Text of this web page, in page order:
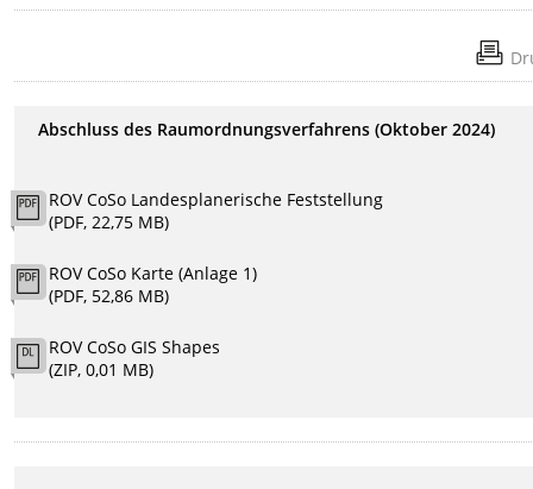
Abschluss des Raumordnungsverfahrens (Oktober 2024)
ROV CoSo Landesplanerische Feststellung
(PDF, 22,75 MB)
ROV CoSo Karte (Anlage 1)
(PDF, 52,86 MB)
ROV CoSo GIS Shapes
(ZIP, 0,01 MB)